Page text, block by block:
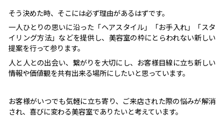
そう決めた時、そこには必ず理由があるはずです。
一人ひとりの思いに沿った「ヘアスタイル」「お手入れ」「スタ
イリング方法」などを提供し、美容室の枠にとらわれない新しい
提案を行って参ります。
人と人との出会い、繋がりを大切にし、お客様目線に立ち新しい
情報や価値観を共有出来る場所にしたいと思っています。
お客様がいつでも気軽に立ち寄り、ご来店された際の悩みが解消
され、喜びに変わる美容室でありたいと考えています。